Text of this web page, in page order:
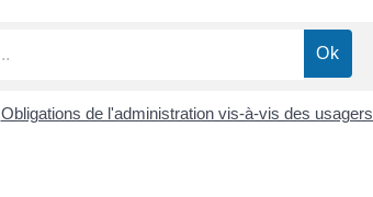
Obligations de l'administration vis-à-vis des usagers